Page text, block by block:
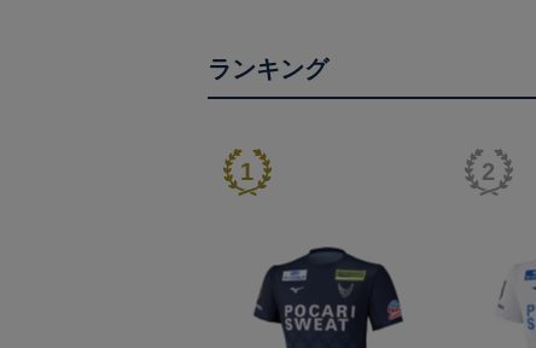
ランキング